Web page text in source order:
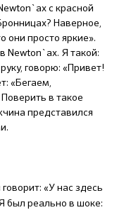
с красной
Наверное,
они просто яркие».
Я такой:
говорю: «Привет!
«Бегаем,
в такое
представился
«У нас здесь
был реально в шоке: